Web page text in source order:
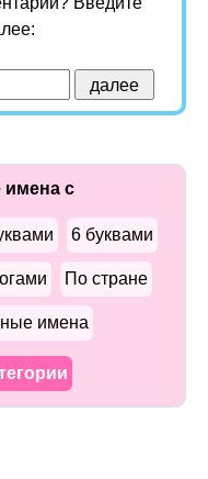
имена с
6 буквами
По стране
имена